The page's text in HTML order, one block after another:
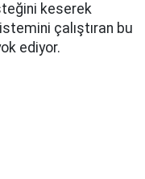
keserek
çalıştıran bu
ediyor.